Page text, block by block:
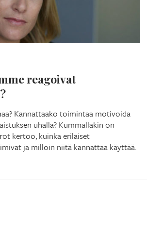
reagoivat
Kannattaako toimintaa motivoida
uhalla? Kummallakin on
kertoo, kuinka erilaiset
ja milloin niitä kannattaa käyttää.